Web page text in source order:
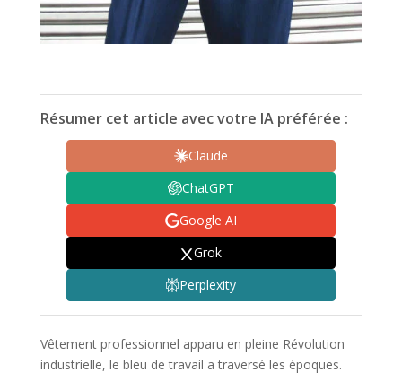
Résumer cet article avec votre IA préférée :
Claude
ChatGPT
Google AI
Grok
Perplexity
Vêtement professionnel apparu en pleine Révolution
industrielle, le bleu de travail a traversé les époques.